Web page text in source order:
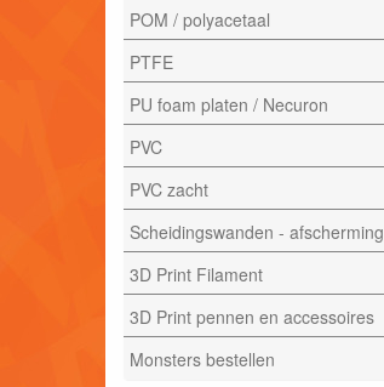
POM / polyacetaal
PTFE
PU foam platen / Necuron
PVC
PVC zacht
Scheidingswanden - afscherming
3D Print Filament
3D Print pennen en accessoires
Monsters bestellen